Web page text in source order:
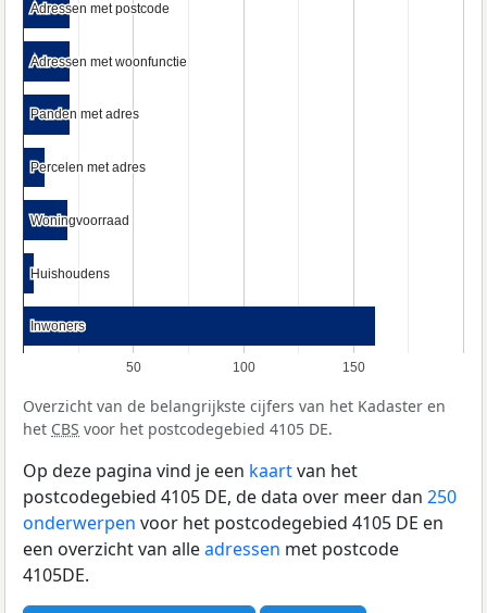
50 100 150
Adressen met postcode
Adressen met postcode
Adressen met woonfunctie
Adressen met woonfunctie
Panden met adres
Panden met adres
Percelen met adres
Percelen met adres
Woningvoorraad
Woningvoorraad
Huishoudens
Huishoudens
Inwoners
Inwoners
Overzicht van de belangrijkste cijfers van het Kadaster en
het CBS voor het postcodegebied 4105 DE.
Op deze pagina vind je een kaartvan het
postcodegebied 4105 DE, de data over meer dan 250
onderwerpen voor het postcodegebied 4105 DE en
een overzicht van alleadressen met postcode
4105DE.